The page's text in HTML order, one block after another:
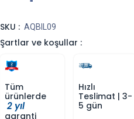
SKU : AQBIL09
Şartlar ve koşullar :
Tüm
ürünlerde
2 yıl
garanti
Hızlı
Teslimat | 3-
5 gün